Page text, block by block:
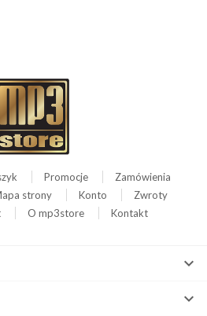
Promocje
Zamówienia
strony Konto
Zwroty
O mp3store Kontakt

